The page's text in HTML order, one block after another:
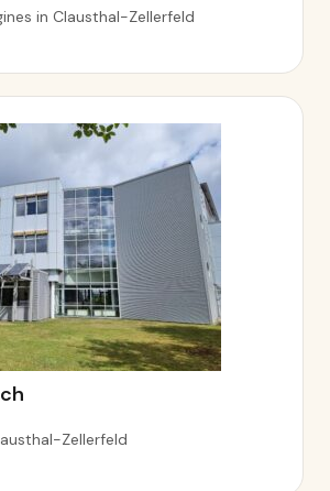
in Clausthal-Zellerfeld
Zellerfeld